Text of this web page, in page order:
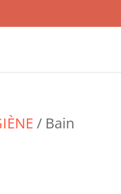
/ Bain